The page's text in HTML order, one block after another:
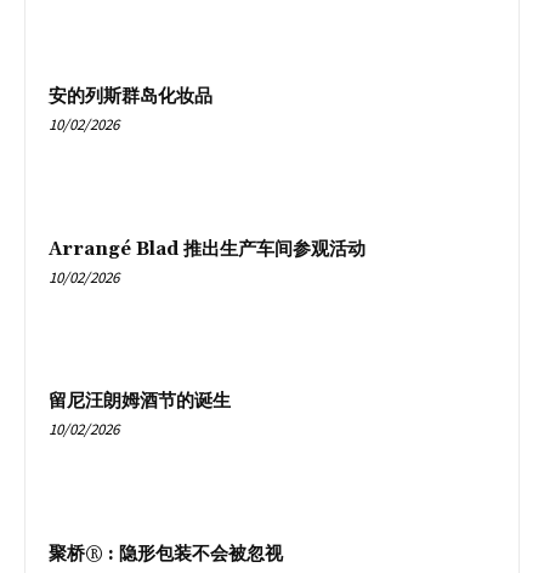
安的列斯群岛化妆品
10/02/2026
Arrangé Blad 推出生产车间参观活动
10/02/2026
留尼汪朗姆酒节的诞生
10/02/2026
聚桥® : 隐形包装不会被忽视